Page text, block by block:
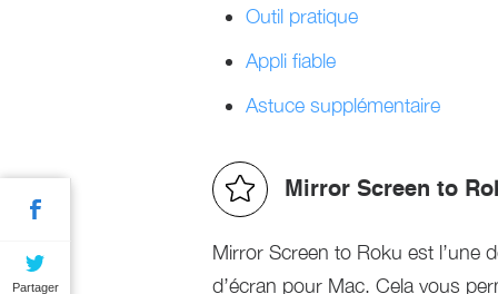
Outil pratique
Appli fiable
Astuce supplémentaire
Mirror Screen to
Mirror Screen to Roku est l’une
d’écran pour Mac. Cela vous
Partager